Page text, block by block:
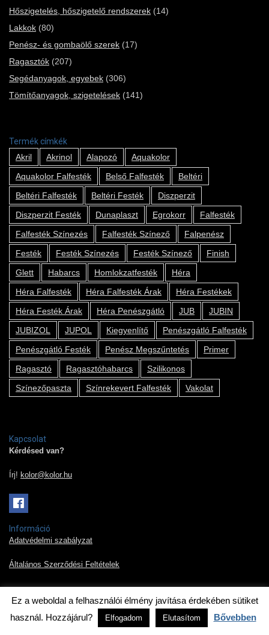
Hőszigetelés, hőszigetelő rendszerek (14)
Lakkok (80)
Penész- és gombaölő szerek (17)
Ragasztók (207)
Segédanyagok, egyebek (306)
Tömítőanyagok, szigetelések (141)
Termék címkék
Akril
Akrinol Alapozó
Aquakolor
Aquakolor Falfesték
Belső Falfesték
Beltéri
Beltéri Falfesték
Beltéri Festék
Diszperzit
Diszperzit Festék
Dunaplaszt Egrokorr
Falfesték
Falfesték Színezés
Falfesték Színező
Falpenész
Festék
Festék Színezés Festék Színező
Finish
Glett
Habarcs Homlokzatfesték
Héra
Héra Falfesték
Héra Falfesték Árak
Héra Festékek
Héra Festék Árak
Héra Penészgátló JUB
JUBIN
JUBIZOL
JUPOL Kiegyenlítő
Penészgátló Falfesték
Penészgátló Festék
Penész Megszűntetés
Primer
Ragasztó
Ragasztóhabarcs
Szilikonos
Színezőpaszta
Színrekevert Falfesték Vakolat
Kapcsolat
Kérdésed van?
Írj! kolor@kolor.hu
Információ
Adatvédelmi szabályzat
Általános Szerződési Feltételek
2019 © Kolor Pont Kft.
Ez a weboldal a felhasználói élmény javítása érdekében sütiket
használ. Hozzájárul?
Elfogadom Elutasítom Bővebben